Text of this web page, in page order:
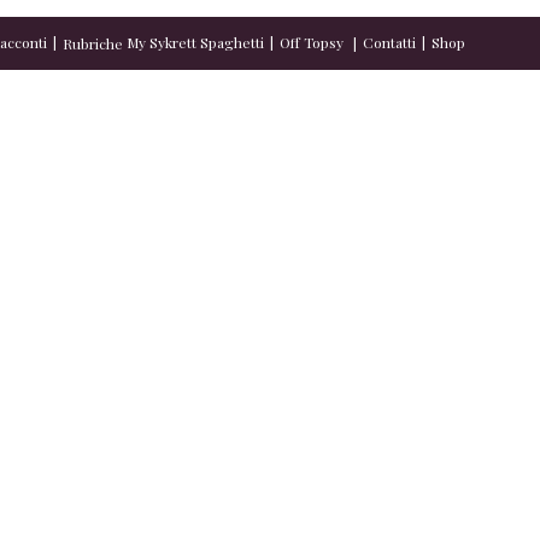
Rubriche My Sykrett Spaghetti Off Topsy Contatti Shop